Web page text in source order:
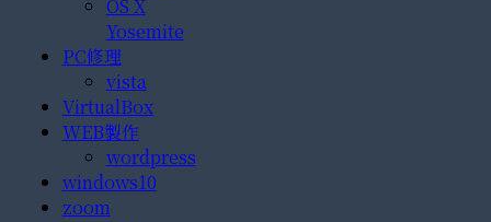
OS X
Yosemite
PC修理
vista
VirtualBox
WEB製作
wordpress
windows10
zoom